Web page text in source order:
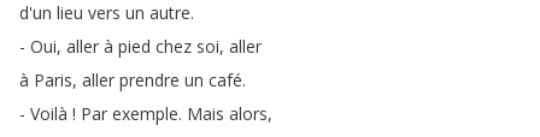
d'un lieu vers un autre.
- Oui, aller à pied chez soi, aller
à Paris, aller prendre un café.
- Voilà ! Par exemple. Mais alors,